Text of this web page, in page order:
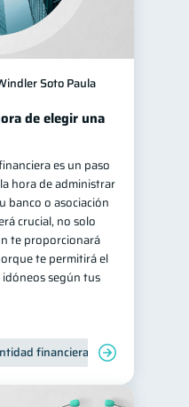
Soto Paula
de elegir una
es un paso
hora de administrar
banco o asociación
crucial, no solo
te proporcionará
te permitirá el
según tus
financiera